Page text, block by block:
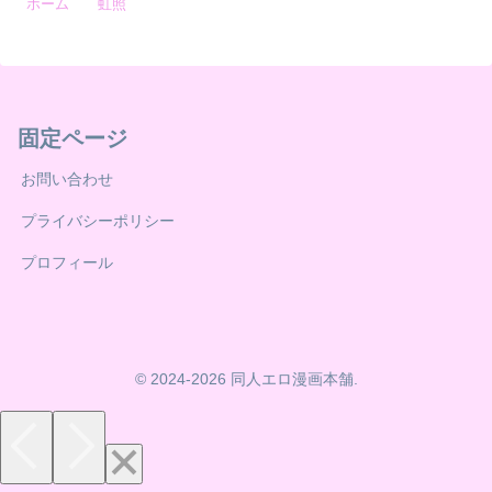
ホーム 虹照
固定ページ
お問い合わせ
プライバシーポリシー
プロフィール
© 2024-2026 同人エロ漫画本舗.